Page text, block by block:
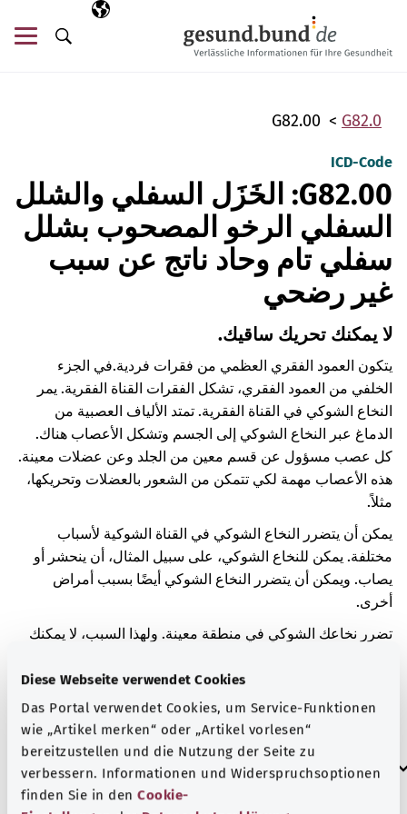
Diese Webseite verwendet Cookies
Das Portal verwendet Cookies, um Service-Funktionen
wie „Artikel merken“ oder „Artikel vorlesen“
bereitzustellen und die Nutzung der Seite zu
verbessern. Informationen und Widerspruchsoptionen
finden Sie in den Cookie-
اللغة المختارة
AR
البحث
G82.0
G82.00
ICD-Code
G82.00: الخَزَل السفلي والشلل
السفلي الرخو المصحوب بشلل
سفلي تام وحاد ناتج عن سبب
غير رضحي
لا يمكنك تحريك ساقيك.
يتكون العمود الفقري العظمي من فقرات فردية.في الجزء
الخلفي من العمود الفقري، تشكل الفقرات القناة الفقرية. يمر
النخاع الشوكي في القناة الفقرية. تمتد الألياف العصبية من
الدماغ عبر النخاع الشوكي إلى الجسم وتشكل الأعصاب هناك.
كل عصب مسؤول عن قسم معين من الجلد وعن عضلات معينة.
هذه الأعصاب مهمة لكي تتمكن من الشعور بالعضلات وتحريكها،
مثلاً.
يمكن أن يتضرر النخاع الشوكي في القناة الشوكية لأسباب
مختلفة. يمكن للنخاع الشوكي، على سبيل المثال، أن ينحشر أو
يصاب. ويمكن أن يتضرر النخاع الشوكي أيضًا بسبب أمراض
أخرى.
تضرر نخاعك الشوكي في منطقة معينة. ولهذا السبب، لا يمكنك
يعد بإمكانك كذلك الشعور باللمس، على سبيل المثال. قد تعاني
أيضًا من مشاكل في التبول أو التبرز. العضلات المصابة في
ساقيك مترهلة. وقد يتقلص حجم هذه العضلات تدريجيًا.
العلامات الإضافية